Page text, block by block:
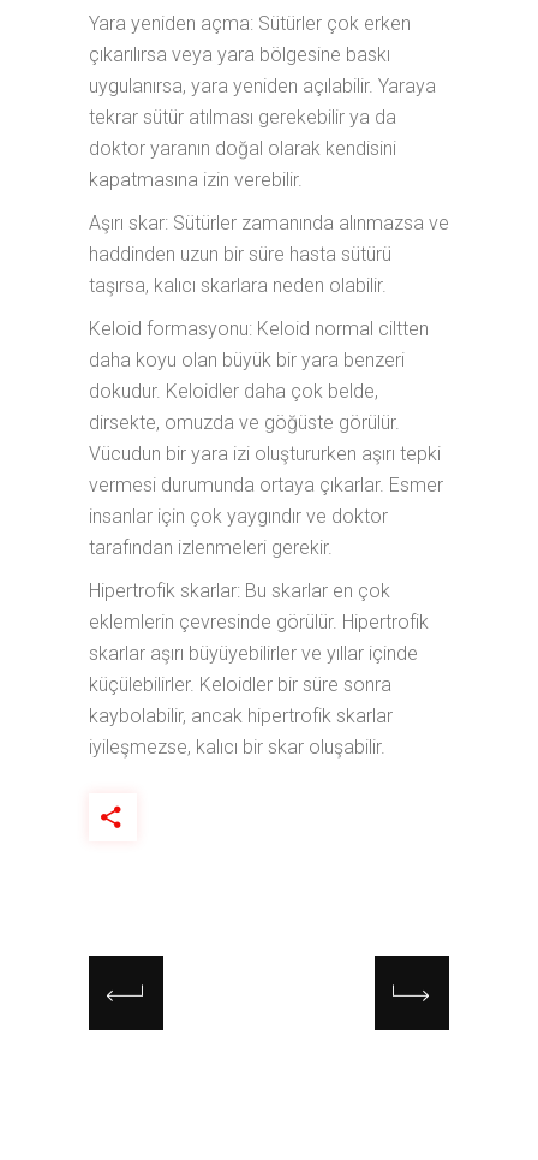
Yara yeniden açma: Sütürler çok erken
çıkarılırsa veya yara bölgesine baskı
uygulanırsa, yara yeniden açılabilir. Yaraya
tekrar sütür atılması gerekebilir ya da
doktor yaranın doğal olarak kendisini
kapatmasına izin verebilir.
Aşırı skar: Sütürler zamanında alınmazsa ve
haddinden uzun bir süre hasta sütürü
taşırsa, kalıcı skarlara neden olabilir.
Keloid formasyonu: Keloid normal ciltten
daha koyu olan büyük bir yara benzeri
dokudur. Keloidler daha çok belde,
dirsekte, omuzda ve göğüste görülür.
Vücudun bir yara izi oluştururken aşırı tepki
vermesi durumunda ortaya çıkarlar. Esmer
insanlar için çok yaygındır ve doktor
tarafından izlenmeleri gerekir.
Hipertrofik skarlar: Bu skarlar en çok
eklemlerin çevresinde görülür. Hipertrofik
skarlar aşırı büyüyebilirler ve yıllar içinde
küçülebilirler. Keloidler bir süre sonra
kaybolabilir, ancak hipertrofik skarlar
iyileşmezse, kalıcı bir skar oluşabilir.